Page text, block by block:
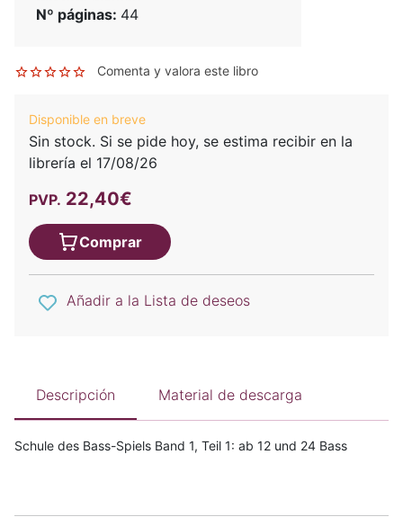
Nº páginas: 44
Comenta y valora este libro
Disponible en breve
Sin stock. Si se pide hoy, se estima recibir en la
librería el 17/08/26
PVP. 22,40€
Comprar
Añadir a la Lista de deseos
Descripción Material de descarga
Schule des Bass-Spiels Band 1, Teil 1: ab 12 und 24 Bass